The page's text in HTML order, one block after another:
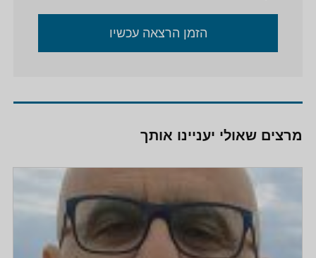
הזמן הרצאה עכשיו
מרצים שאולי יעניינו אותך